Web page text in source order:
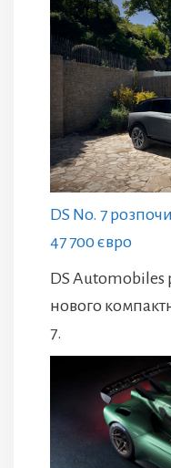
DS No. 7
47 700 євро
DS
нового
7.